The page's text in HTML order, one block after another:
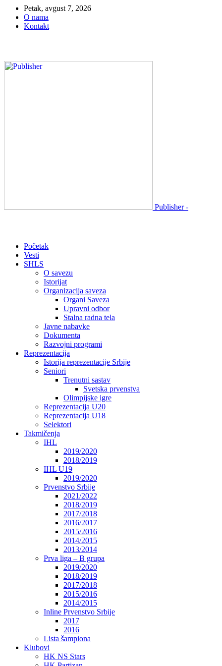
Petak, avgust 7, 2026
O nama
Kontakt
Publisher -
Početak
Vesti
SHLS
O savezu
Istorijat
Organizacija saveza
Organi Saveza
Upravni odbor
Stalna radna tela
Javne nabavke
Dokumenta
Razvojni programi
Reprezentacija
Istorija reprezentacije Srbije
Seniori
Trenutni sastav
Svetska prvenstva
Olimpijske igre
Reprezentacija U20
Reprezentacija U18
Selektori
Takmičenja
IHL
2019/2020
2018/2019
IHL U19
2019/2020
Prvenstvo Srbije
2021/2022
2018/2019
2017/2018
2016/2017
2015/2016
2014/2015
2013/2014
Prva liga – B grupa
2019/2020
2018/2019
2017/2018
2015/2016
2014/2015
Inline Prvenstvo Srbije
2017
2016
Lista šampiona
Klubovi
HK NS Stars